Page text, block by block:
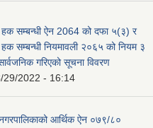
सम्बन्धी ऐन 2064 को दफा ५(३) र
सम्बन्धी नियमावली २०६५ को नियम ३
गरिएको सूचना विवरण
29/2022 - 16:14
आर्थिक ऐन ०७९/८०